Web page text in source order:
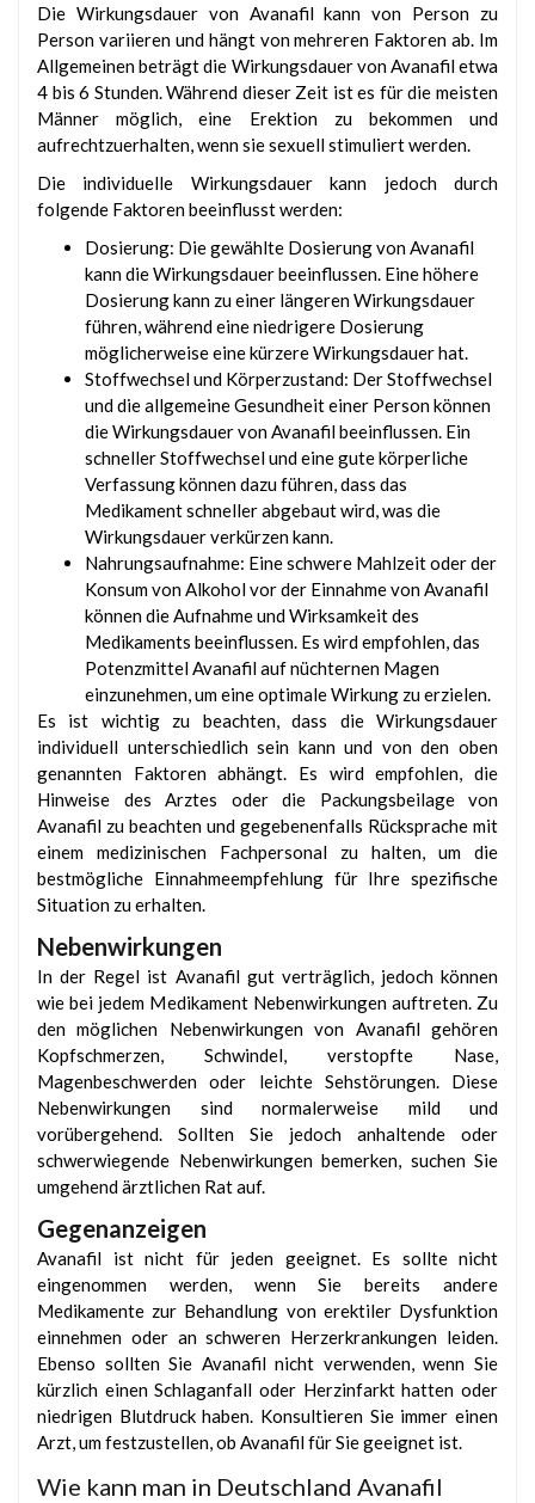
Die Wirkungsdauer von Avanafil kann von Person zu
Person variieren und hängt von mehreren Faktoren ab. Im
Allgemeinen beträgt die Wirkungsdauer von Avanafil etwa
4 bis 6 Stunden. Während dieser Zeit ist es für die meisten
Männer möglich, eine Erektion zu bekommen und
aufrechtzuerhalten, wenn sie sexuell stimuliert werden.
Die individuelle Wirkungsdauer kann jedoch durch
folgende Faktoren beeinflusst werden:
Dosierung: Die gewählte Dosierung von Avanafil
kann die Wirkungsdauer beeinflussen. Eine höhere
Dosierung kann zu einer längeren Wirkungsdauer
führen, während eine niedrigere Dosierung
möglicherweise eine kürzere Wirkungsdauer hat.
Stoffwechsel und Körperzustand: Der Stoffwechsel
und die allgemeine Gesundheit einer Person können
die Wirkungsdauer von Avanafil beeinflussen. Ein
schneller Stoffwechsel und eine gute körperliche
Verfassung können dazu führen, dass das
Medikament schneller abgebaut wird, was die
Wirkungsdauer verkürzen kann.
Nahrungsaufnahme: Eine schwere Mahlzeit oder der
Konsum von Alkohol vor der Einnahme von Avanafil
können die Aufnahme und Wirksamkeit des
Medikaments beeinflussen. Es wird empfohlen, das
Potenzmittel Avanafil auf nüchternen Magen
einzunehmen, um eine optimale Wirkung zu erzielen.
Es ist wichtig zu beachten, dass die Wirkungsdauer
individuell unterschiedlich sein kann und von den oben
genannten Faktoren abhängt. Es wird empfohlen, die
Hinweise des Arztes oder die Packungsbeilage von
Avanafil zu beachten und gegebenenfalls Rücksprache mit
einem medizinischen Fachpersonal zu halten, um die
bestmögliche Einnahmeempfehlung für Ihre spezifische
Situation zu erhalten.
Nebenwirkungen
In der Regel ist Avanafil gut verträglich, jedoch können
wie bei jedem Medikament Nebenwirkungen auftreten. Zu
den möglichen Nebenwirkungen von Avanafil gehören
Kopfschmerzen, Schwindel, verstopfte Nase,
Magenbeschwerden oder leichte Sehstörungen. Diese
Nebenwirkungen sind normalerweise mild und
vorübergehend. Sollten Sie jedoch anhaltende oder
schwerwiegende Nebenwirkungen bemerken, suchen Sie
umgehend ärztlichen Rat auf.
Gegenanzeigen
Avanafil ist nicht für jeden geeignet. Es sollte nicht
eingenommen werden, wenn Sie bereits andere
Medikamente zur Behandlung von erektiler Dysfunktion
einnehmen oder an schweren Herzerkrankungen leiden.
Ebenso sollten Sie Avanafil nicht verwenden, wenn Sie
kürzlich einen Schlaganfall oder Herzinfarkt hatten oder
niedrigen Blutdruck haben. Konsultieren Sie immer einen
Arzt, um festzustellen, ob Avanafil für Sie geeignet ist.
Wie kann man in Deutschland Avanafil